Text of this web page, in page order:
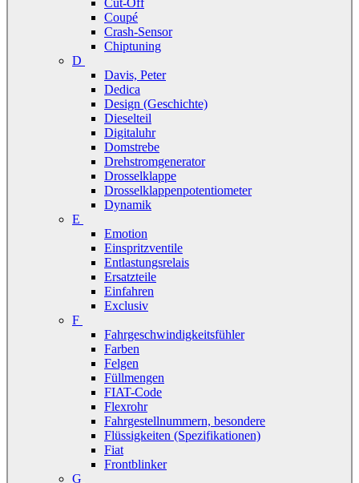
Cut-Off
Coupé
Crash-Sensor
Chiptuning
D
Davis, Peter
Dedica
Design (Geschichte)
Dieselteil
Digitaluhr
Domstrebe
Drehstromgenerator
Drosselklappe
Drosselklappenpotentiometer
Dynamik
E
Emotion
Einspritzventile
Entlastungsrelais
Ersatzteile
Einfahren
Exclusiv
F
Fahrgeschwindigkeitsfühler
Farben
Felgen
Füllmengen
FIAT-Code
Flexrohr
Fahrgestellnummern, besondere
Flüssigkeiten (Spezifikationen)
Fiat
Frontblinker
G